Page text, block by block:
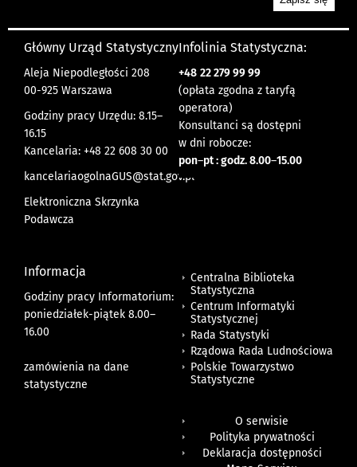
Główny Urząd Statystyczny
Aleja Niepodległości 208
00-925 Warszawa
Godziny pracy Urzędu: 8.15–
16.15
Kancelaria: +48 22 608 30 00
kancelariaogolnaGUS@stat.gov.pl
Elektroniczna Skrzynka
Podawcza
Infolinia Statystyczna:
+48 22 279 99 99
(opłata zgodna z taryfą
operatora)
Konsultanci są dostępni
w dni robocze:
pon–pt : godz. 8.00–15.00
Informacja
Godziny pracy Informatorium:
poniedziałek-piątek 8.00–
16.00
zamówienia na dane
statystyczne
Centralna Biblioteka
Statystyczna
Centrum Informatyki
Statystycznej
Rada Statystyki
Rządowa Rada Ludnościowa
Polskie Towarzystwo
Statystyczne
O serwisie
Polityka prywatności
Deklaracja dostępności